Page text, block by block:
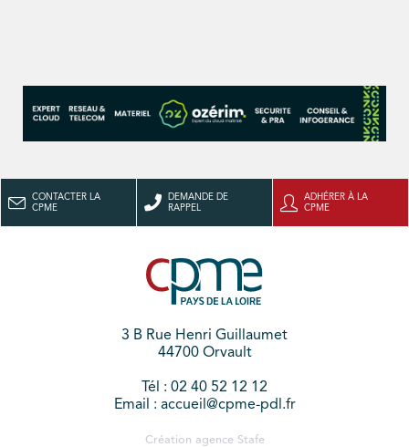
CONTACTER LA
CPME
DEMANDE DE
RAPPEL
ADHÉRER À LA
CPME
3 B Rue Henri Guillaumet
44700 Orvault
Tél : 02 40 52 12 12
Email : accueil@cpme-pdl.fr
Création agence Stafe